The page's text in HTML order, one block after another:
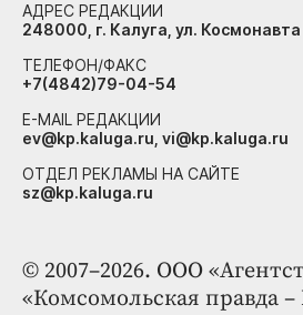
© 2007–2026. ООО
«Комсомольская правда –
АДРЕС РЕДАКЦИИ
248000, г. Калуга, ул.
ТЕЛЕФОН/ФАКС
+7(4842)79-04-54
E-MAIL РЕДАКЦИИ
ev@kp.kaluga.ru, vi@kp.kaluga.ru
ОТДЕЛ РЕКЛАМЫ НА САЙТЕ
sz@kp.kaluga.ru